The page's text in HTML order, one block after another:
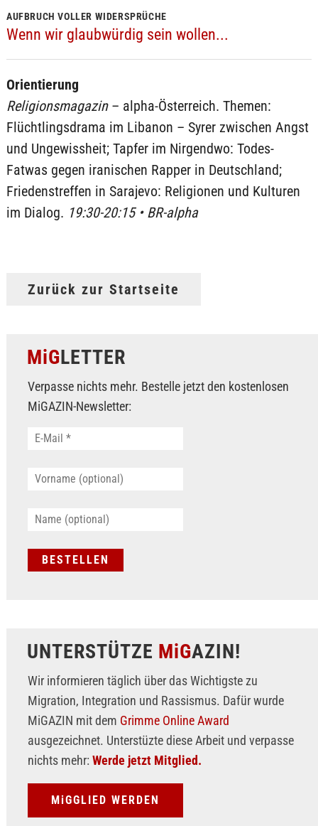
AUFBRUCH VOLLER WIDERSPRÜCHE
Wenn wir glaubwürdig sein wollen...
Orientierung
Religionsmagazin – alpha-Österreich. Themen:
Flüchtlingsdrama im Libanon – Syrer zwischen Angst
und Ungewissheit; Tapfer im Nirgendwo: Todes-
Fatwas gegen iranischen Rapper in Deutschland;
Friedenstreffen in Sarajevo: Religionen und Kulturen
im Dialog. 19:30-20:15 • BR-alpha
Zurück zur Startseite
MiGLETTER
Verpasse nichts mehr. Bestelle jetzt den kostenlosen
MiGAZIN-Newsletter:
UNTERSTÜTZE MiGAZIN!
Wir informieren täglich über das Wichtigste zu
Migration, Integration und Rassismus. Dafür wurde
MiGAZIN mit dem Grimme Online Award
ausgezeichnet. Unterstüzte diese Arbeit und verpasse
nichts mehr: Werde jetzt Mitglied.
MiGGLIED WERDEN